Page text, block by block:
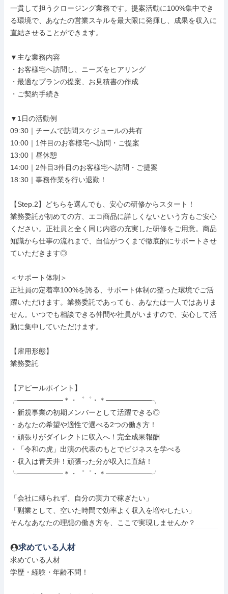
一貫して担うクロージング業務です。提案活動に100%集中でき
る環境で、あなたの営業スキルを最大限に発揮し、成果を収入に
直結させることができます。
▼主な業務内容
・お客様宅へ訪問し、ニーズをヒアリング
・最適なプランの提案、お見積書の作成
・ご契約手続き
▼1日の活動例
09:30｜チームで訪問スケジュールの共有
10:00｜1件目のお客様宅へ訪問・ご提案
13:00｜昼休憩
14:00｜2件目3件目のお客様宅へ訪問・ご提案
18:30｜事務作業を行い退勤！
【Step.2】どちらを選んでも、安心の研修からスタート！
業務委託が初めての方、エコ商品に詳しくないという方もご安心
ください。正社員と全く同じ内容の充実した研修をご用意。商品
知識から仕事の流れまで、自信がつくまで徹底的にサポートさせ
ていただきます◎
＜サポート体制＞
正社員の定着率100%を誇る、サポート体制の整った環境でご活
躍いただけます。業務委託であっても、あなたは一人ではありま
せん。いつでも相談できる仲間や社員がいますので、安心して活
動に集中していただけます。
【雇用形態】
業務委託
【アピールポイント】
╭─────────＊・゜゜・＊─────────╮
・新規事業の初期メンバーとして活躍できる◎
・あなたの希望や適性で選べる2つの働き方！
・頑張りがダイレクトに収入へ！完全成果報酬
・「令和の虎」出演の代表のもとでビジネスを学べる
・収入は青天井！頑張った分が収入に直結！
╰─────────＊・゜゜・＊─────────╯
「会社に縛られず、自分の実力で稼ぎたい」
「副業として、空いた時間で効率よく収入を増やしたい」
そんなあなたの理想の働き方を、ここで実現しませんか？
求めている人材
求めている人材
学歴・経験・年齢不問！